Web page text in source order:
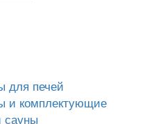
для печей
и комплектующие
сауны